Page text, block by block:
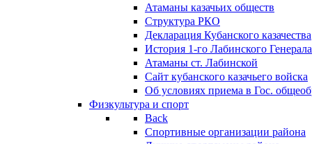
Атаманы казачьих обществ
Структура РКО
Декларация Кубанского казачества
История 1-го Лабинского
Атаманы ст. Лабинской
Cайт кубанского казачьего войска
Об условиях приема в Гос.
Физкультура и спорт
Back
Спортивные организации района